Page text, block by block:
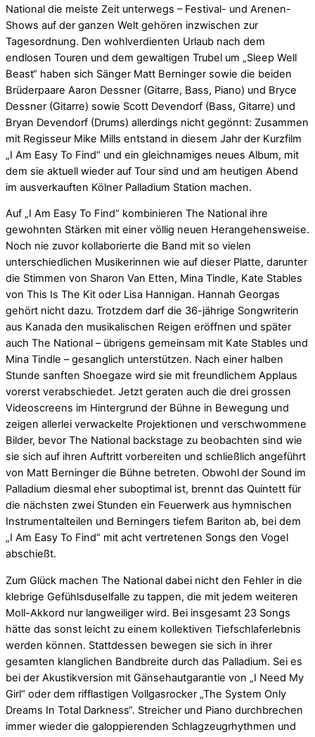
National die meiste Zeit unterwegs – Festival- und Arenen-
Shows auf der ganzen Welt gehören inzwischen zur
Tagesordnung. Den wohlverdienten Urlaub nach dem
endlosen Touren und dem gewaltigen Trubel um „Sleep Well
Beast“ haben sich Sänger Matt Berninger sowie die beiden
Brüderpaare Aaron Dessner (Gitarre, Bass, Piano) und Bryce
Dessner (Gitarre) sowie Scott Devendorf (Bass, Gitarre) und
Bryan Devendorf (Drums) allerdings nicht gegönnt: Zusammen
mit Regisseur Mike Mills entstand in diesem Jahr der Kurzfilm
„I Am Easy To Find“ und ein gleichnamiges neues Album, mit
dem sie aktuell wieder auf Tour sind und am heutigen Abend
im ausverkauften Kölner Palladium Station machen.
Auf „I Am Easy To Find“ kombinieren The National ihre
gewohnten Stärken mit einer völlig neuen Herangehensweise.
Noch nie zuvor kollaborierte die Band mit so vielen
unterschiedlichen Musikerinnen wie auf dieser Platte, darunter
die Stimmen von Sharon Van Etten, Mina Tindle, Kate Stables
von This Is The Kit oder Lisa Hannigan. Hannah Georgas
gehört nicht dazu. Trotzdem darf die 36-jährige Songwriterin
aus Kanada den musikalischen Reigen eröffnen und später
auch The National – übrigens gemeinsam mit Kate Stables und
Mina Tindle – gesanglich unterstützen. Nach einer halben
Stunde sanften Shoegaze wird sie mit freundlichem Applaus
vorerst verabschiedet. Jetzt geraten auch die drei grossen
Videoscreens im Hintergrund der Bühne in Bewegung und
zeigen allerlei verwackelte Projektionen und verschwommene
Bilder, bevor The National backstage zu beobachten sind wie
sie sich auf ihren Auftritt vorbereiten und schließlich angeführt
von Matt Berninger die Bühne betreten. Obwohl der Sound im
Palladium diesmal eher suboptimal ist, brennt das Quintett für
die nächsten zwei Stunden ein Feuerwerk aus hymnischen
Instrumentalteilen und Berningers tiefem Bariton ab, bei dem
„I Am Easy To Find“ mit acht vertretenen Songs den Vogel
abschießt.
Zum Glück machen The National dabei nicht den Fehler in die
klebrige Gefühlsduselfalle zu tappen, die mit jedem weiteren
Moll-Akkord nur langweiliger wird. Bei insgesamt 23 Songs
hätte das sonst leicht zu einem kollektiven Tiefschlaferlebnis
werden können. Stattdessen bewegen sie sich in ihrer
gesamten klanglichen Bandbreite durch das Palladium. Sei es
bei der Akustikversion mit Gänsehautgarantie von „I Need My
Girl“ oder dem rifflastigen Vollgasrocker „The System Only
Dreams In Total Darkness“. Streicher und Piano durchbrechen
immer wieder die galoppierenden Schlagzeugrhythmen und